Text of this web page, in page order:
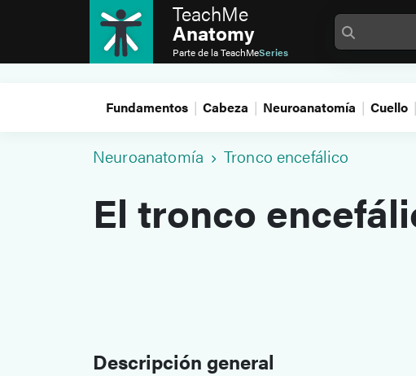
TeachMe
Anatomy
Parte de laTeachMeSeries
Fundamentos Cabeza Neuroanatomía Cuello
Neuroanatomía Tronco encefálico
El tronco
Descripción general